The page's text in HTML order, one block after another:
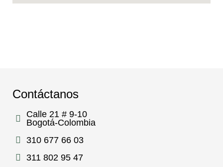
Contáctanos
Calle 21 # 9-10
Bogotá-Colombia
310 677 66 03
311 802 95 47